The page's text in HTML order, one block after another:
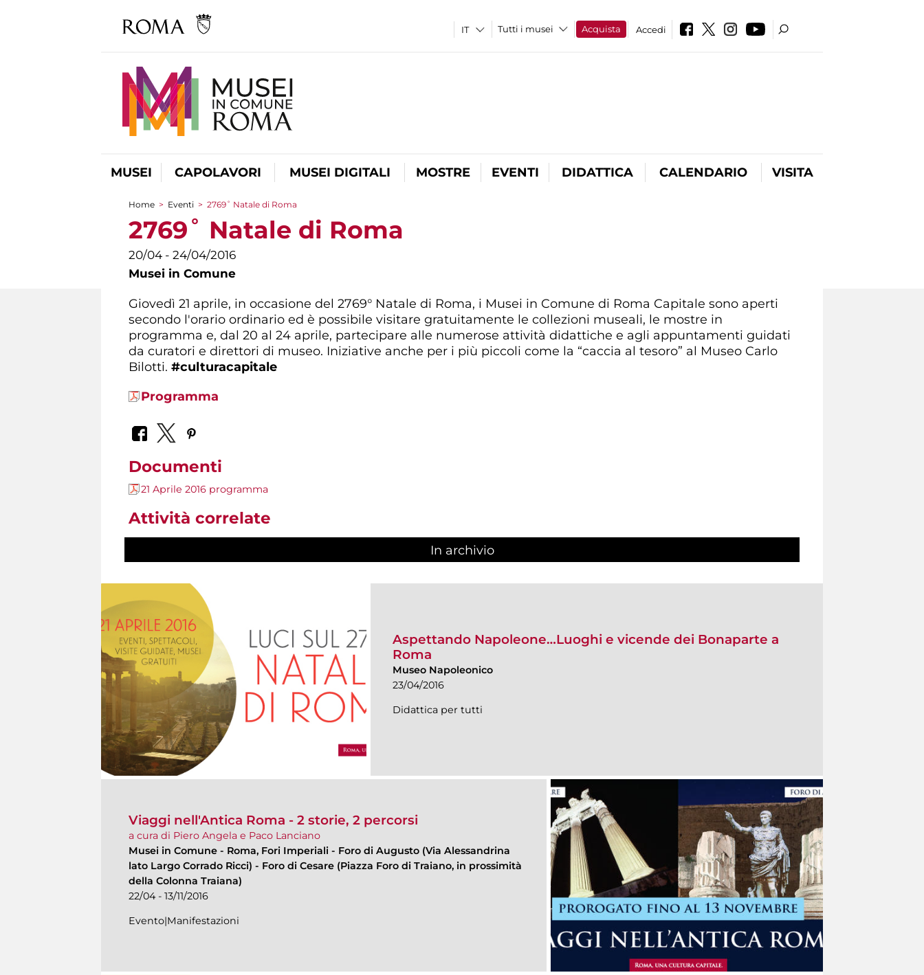
Tutti i musei Acquista Accedi
MUSEI CAPOLAVORI MUSEI DIGITALI MOSTRE EVENTI DIDATTICA CALENDARIO VISITA
Tu sei qui
Home > Eventi > 2769˚ Natale di Roma
2769˚ Natale di Roma
20/04 - 24/04/2016
Musei in Comune
Giovedì 21 aprile, in occasione del 2769° Natale di Roma, i Musei in Comune di Roma Capitale sono aperti
secondo l'orario ordinario ed è possibile visitare gratuitamente le collezioni museali, le mostre in
programma e, dal 20 al 24 aprile, partecipare alle numerose attività didattiche e agli appuntamenti guidati
da curatori e direttori di museo. Iniziative anche per i più piccoli come la “caccia al tesoro” al Museo Carlo
Bilotti. #culturacapitale
Programma
Documenti
21 Aprile 2016 programma
Attività correlate
In archivio
Aspettando Napoleone…Luoghi e vicende dei Bonaparte a
Roma
Museo Napoleonico
23/04/2016
Didattica per tutti
Viaggi nell'Antica Roma - 2 storie, 2 percorsi
a cura di Piero Angela e Paco Lanciano
Musei in Comune - Roma, Fori Imperiali - Foro di Augusto (Via Alessandrina
lato Largo Corrado Ricci) - Foro di Cesare (Piazza Foro di Traiano, in prossimità
della Colonna Traiana)
22/04 - 13/11/2016
Evento|Manifestazioni